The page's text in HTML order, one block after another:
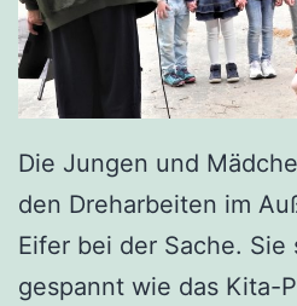
Die Jungen und
den Dreharbeiten im
Eifer bei der Sache.
gespannt wie das Kita-